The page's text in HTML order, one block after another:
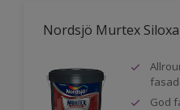
Nordsjö Murtex
God